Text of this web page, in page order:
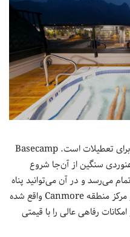
این محل تعریف واقعی مقصدی عالی برای تعطیلات است. Basecamp
سنگین از آن‌جا شروع
می‌رسد و در آن می‌توانید پناه
بگیرید. این اقامتگاه درست در خارج از مرکز منطقه Canmore واقع شده
رفاهی عالی را با قیمتی